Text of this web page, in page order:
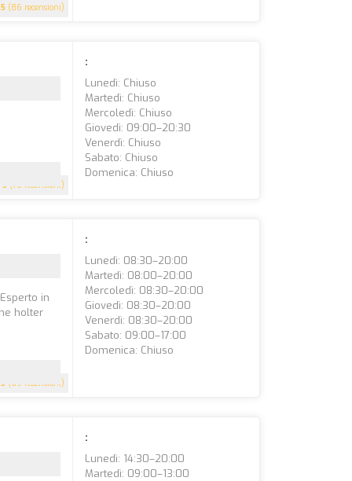
5 (86 recensioni)
5 (76 recensioni)
:
Lunedì: Chiuso
Martedì: Chiuso
Mercoledì: Chiuso
Giovedì: 09:00–20:30
Venerdì: Chiuso
Sabato: Chiuso
Domenica: Chiuso
5 (69 recensioni)
in
holter
:
Lunedì: 08:30–20:00
Martedì: 08:00–20:00
Mercoledì: 08:30–20:00
Giovedì: 08:30–20:00
Venerdì: 08:30–20:00
Sabato: 09:00–17:00
Domenica: Chiuso
:
Lunedì: 14:30–20:00
Martedì: 09:00–13:00